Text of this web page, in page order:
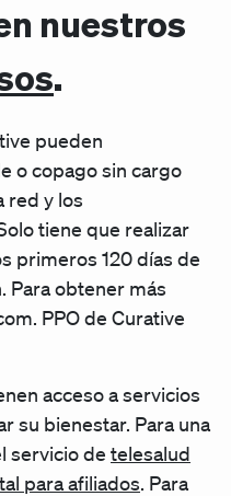
nuestros
.
pueden
o copago sin cargo
red y los
tiene que realizar
primeros 120 días de
Para obtener más
PPO de Curative
acceso a servicios
su bienestar. Para una
servicio de telesalud
para afiliados. Para